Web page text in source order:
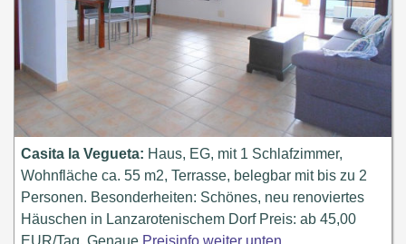
Casita la Vegueta: Haus, EG, mit 1 Schlafzimmer,
Wohnfläche ca. 55 m2, Terrasse, belegbar mit bis zu 2
Personen. Besonderheiten: Schönes, neu renoviertes
Häuschen in Lanzarotenischem Dorf Preis: ab 45,00
EUR/Tag. Genaue Preisinfo weiter unten